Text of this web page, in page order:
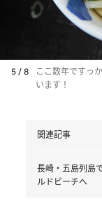
5 / 8
ここ数年ですっ
います！
関連記事
長崎・五島列島
ルドビーチへ